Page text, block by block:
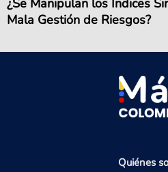
¿Se Manipulan los Índices
Mala Gestión de Riesgos?
Quiénes